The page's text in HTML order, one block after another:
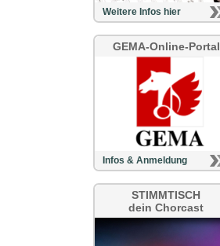
Weitere Infos hier
GEMA-Online-Portal
Infos & Anmeldung
STIMMTISCH
dein Chorcast